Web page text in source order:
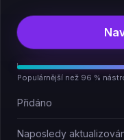
Populárnější než 96 %
Přidáno
Naposledy